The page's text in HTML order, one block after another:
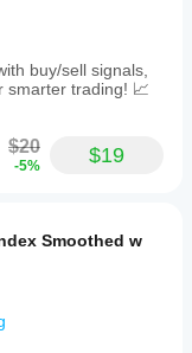
buy/sell signals,
smarter trading! 📈
$20
-5% $19
Smoothed w